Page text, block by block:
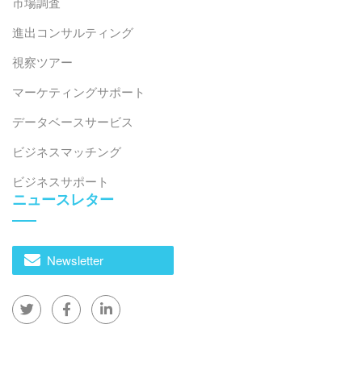
2026年7月23日
地方再編が経済と投資に与える影響（パート1）
進出コンサルティング
視察ツアー
マーケティングサポート
データベースサービス
ビジネスマッチング
ビジネスサポート
ニュースレター
Newsletter